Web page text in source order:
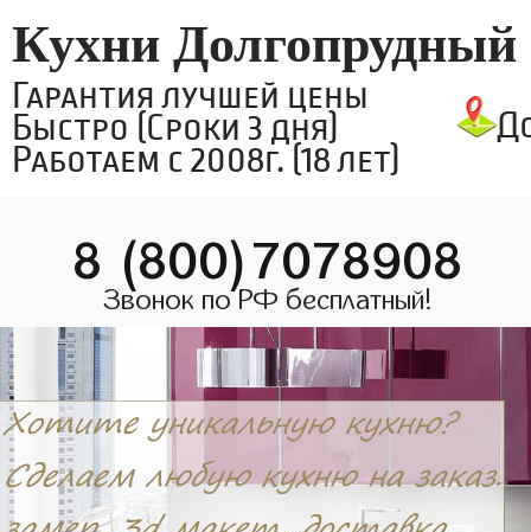
Кухни Долгопрудный
Гарантия лучшей цены
Быстро (Сроки 3 дня)
Работаем с 2008г. (18 лет)
8 (800)7078908
Звонок по РФ бесплатный!